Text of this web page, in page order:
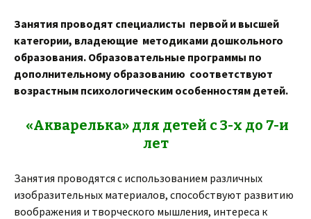
Занятия проводят специалисты первой и высшей
категории, владеющие методиками дошкольного
образования. Образовательные программы по
дополнительному образованию соответствуют
возрастным психологическим особенностям детей.
«Акварелька» для детей с 3-х до 7-и
лет
Занятия проводятся с использованием различных
изобразительных материалов, способствуют развитию
воображения и творческого мышления, интереса к